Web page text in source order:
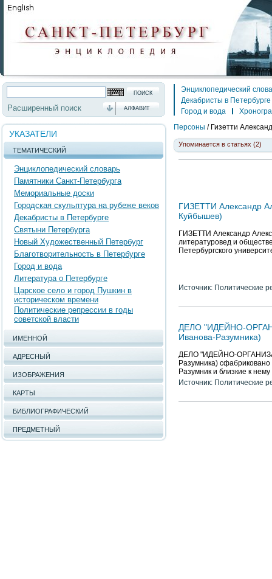
Расширенный поиск АЛФАВИТ
УКАЗАТЕЛИ
ТЕМАТИЧЕСКИЙ
Энциклопедический словарь
Памятники Санкт-Петербурга
Мемориальные доски
Городская скульптура на рубеже веков
Декабристы в Петербурге
Святыни Петербурга
Новый Художественный Петербург
Благотворительность в Петербурге
Город и вода
Литература о Петербурге
Царское село и город Пушкин в
историческом времени
Политические репрессии в годы
советской власти
ИМЕННОЙ
АДРЕСНЫЙ
ИЗОБРАЖЕНИЯ
КАРТЫ
БИБЛИОГРАФИЧЕСКИЙ
ПРЕДМЕТНЫЙ
Энциклопедический
Декабристы в Петербурге
Город и вода
Персоны / Гизетти
Упоминается в статьях (2)
ГИЗЕТТИ Александр
Куйбышев)
ГИЗЕТТИ Александр
литературовед и
Петербургского
Источник: Политические
ДЕЛО "ИДЕЙНО-
Иванова-Разумника)
ДЕЛО "ИДЕЙНО-
Разумника)
Разумник и близкие к
Источник: Политические